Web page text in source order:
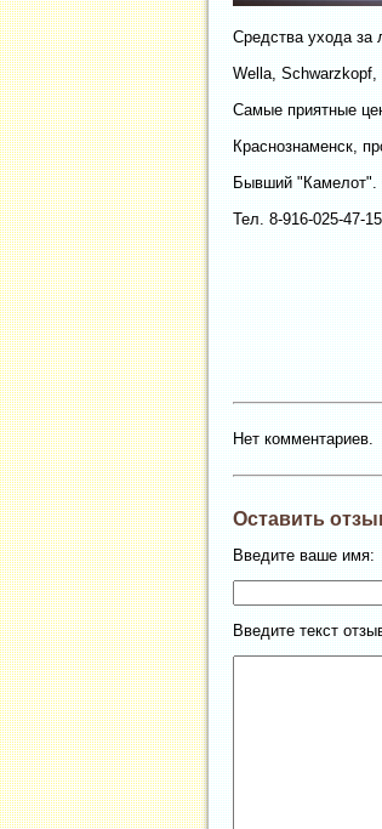
Средства ухода
Wella,
Самые приятные
Краснознаменск,
Бывший
Тел. 8-916-025-47-15
Нет комментариев.
Оставить
Введите ваше имя:
Введите текст